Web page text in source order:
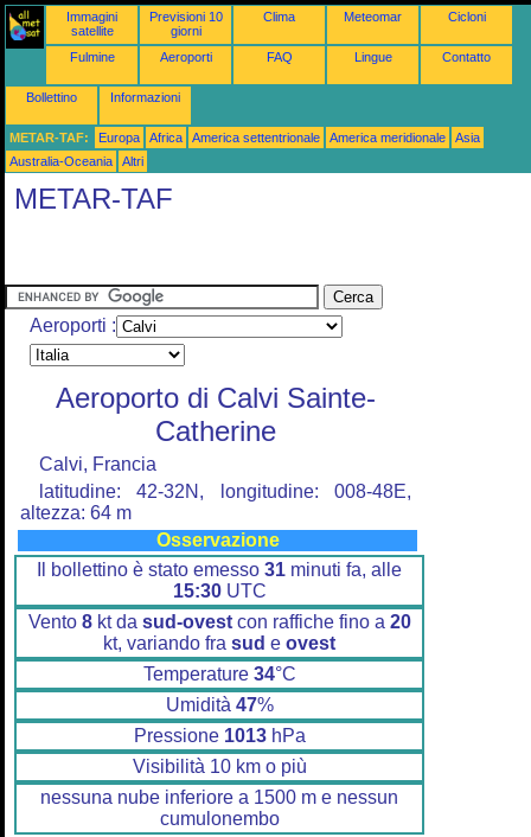
Immagini
satellite
Previsioni 10
giorni
Clima Meteomar Cicloni
Fulmine Aeroporti FAQ Lingue Contatto
Bollettino Informazioni
METAR-TAF: Europa Africa America settentrionale America meridionale
Asia
Australia-Oceania
Altri
METAR-TAF
Aeroporti :
Aeroporto di Calvi Sainte-
Catherine
Calvi, Francia
latitudine: 42-32N, longitudine: 008-48E,
altezza: 64 m
Osservazione
Il bollettino è stato emesso 31 minuti fa, alle
15:30UTC
Vento 8kt da sud-ovestcon raffiche fino a 20
kt, variando fra sud e ovest
Temperature 34°C
Umidità 47%
Pressione 1013hPa
Visibilità 10 km o più
nessuna nube inferiore a 1500 m e nessun
cumulonembo